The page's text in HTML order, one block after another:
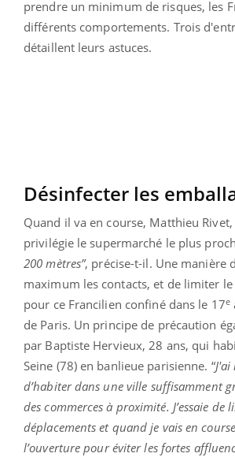
prendre un minimum de risques, les
différents comportements. Trois
détaillent leurs astuces.
Désinfecter les
Quand il va en course, Matthieu
privilégie le supermarché le plus
200 mètres”, précise-t-il. Une manière
maximum les contacts, et de limiter le
pour ce Francilien confiné dans le 17e
de Paris. Un principe de précaution
par Baptiste Hervieux, 28 ans, qui
Seine (78) en banlieue parisienne. “J'ai
d’habiter dans une ville suffisamment
des commerces à proximité. J’essaie de
déplacements et quand je vais en
l’ouverture pour éviter les fortes